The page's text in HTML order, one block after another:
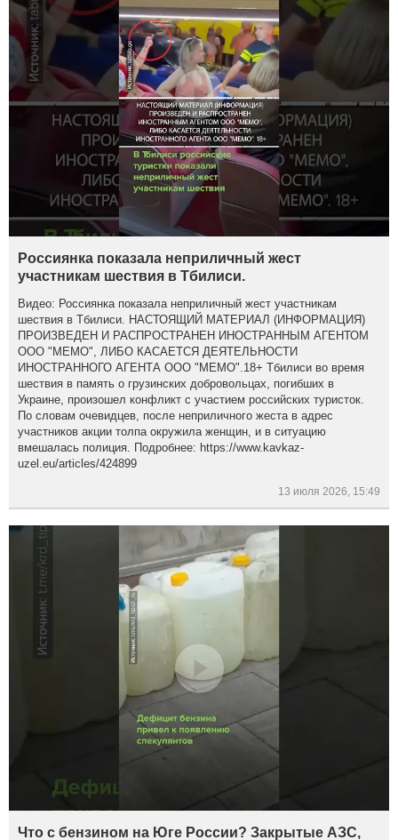
Россиянка показала неприличный жест
участникам шествия в Тбилиси.
Видео: Россиянка показала неприличный жест участникам
шествия в Тбилиси. НАСТОЯЩИЙ МАТЕРИАЛ (ИНФОРМАЦИЯ)
ПРОИЗВЕДЕН И РАСПРОСТРАНЕН ИНОСТРАННЫМ АГЕНТОМ
ООО "МЕМО", ЛИБО КАСАЕТСЯ ДЕЯТЕЛЬНОСТИ
ИНОСТРАННОГО АГЕНТА ООО "МЕМО".18+ Тбилиси во время
шествия в память о грузинских добровольцах, погибших в
Украине, произошел конфликт с участием российских туристок.
По словам очевидцев, после неприличного жеста в адрес
участников акции толпа окружила женщин, и в ситуацию
вмешалась полиция. Подробнее: https://www.kavkaz-
uzel.eu/articles/424899
13 июля 2026, 15:49
Что с бензином на Юге России? Закрытые АЗС,